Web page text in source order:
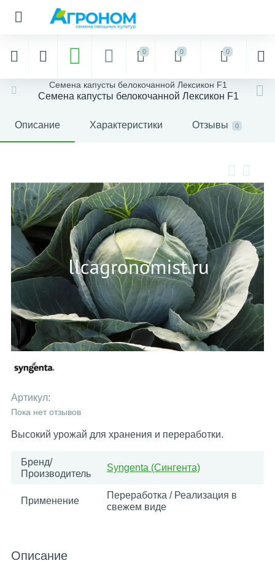
0 0 0
Семена капусты белокочанной Лексикон F1
Семена капусты белокочанной Лексикон F1
Описание Характеристики Отзывы 0
Артикул:
Пока нет отзывов
Высокий урожай для хранения и переработки.
Бренд/
Производитель
Syngenta (Сингента)
Применение
Переработка / Реализация в
свежем виде
Описание